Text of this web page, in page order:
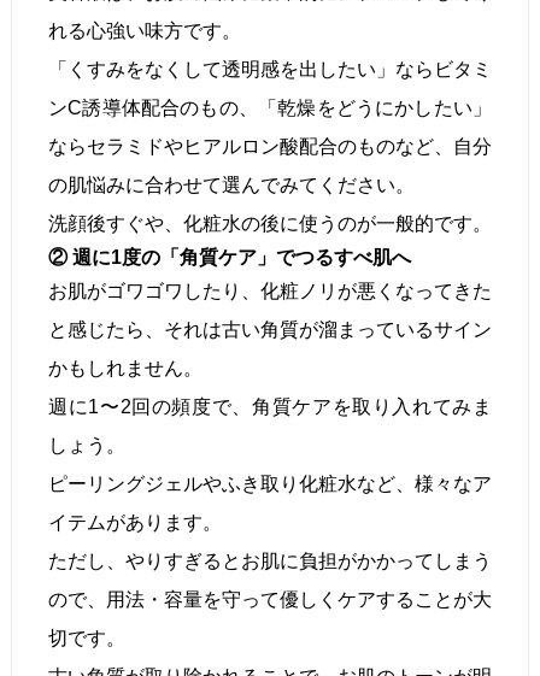
れる心強い味方です。
「くすみをなくして透明感を出したい」ならビタミ
ンC誘導体配合のもの、「乾燥をどうにかしたい」
ならセラミドやヒアルロン酸配合のものなど、自分
の肌悩みに合わせて選んでみてください。
洗顔後すぐや、化粧水の後に使うのが一般的です。
② 週に1度の「角質ケア」でつるすべ肌へ
お肌がゴワゴワしたり、化粧ノリが悪くなってきた
と感じたら、それは古い角質が溜まっているサイン
かもしれません。
週に1〜2回の頻度で、角質ケアを取り入れてみま
しょう。
ピーリングジェルやふき取り化粧水など、様々なア
イテムがあります。
ただし、やりすぎるとお肌に負担がかかってしまう
ので、用法・容量を守って優しくケアすることが大
切です。